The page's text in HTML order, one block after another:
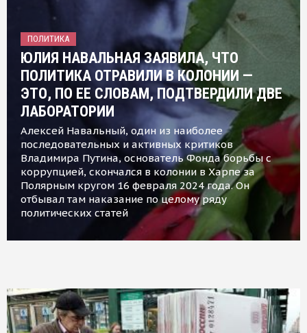
ПОЛИТИКА
ЮЛИЯ НАВАЛЬНАЯ ЗАЯВИЛА, ЧТО
ПОЛИТИКА ОТРАВИЛИ В КОЛОНИИ —
ЭТО, ПО ЕЕ СЛОВАМ, ПОДТВЕРДИЛИ ДВЕ
ЛАБОРАТОРИИ
Алексей Навальный, один из наиболее
последовательных и активных критиков
Владимира Путина, основатель Фонда борьбы с
коррупцией, скончался в колонии в Харпе за
Полярным кругом 16 февраля 2024 года. Он
отбывал там наказание по целому ряду
политических статей